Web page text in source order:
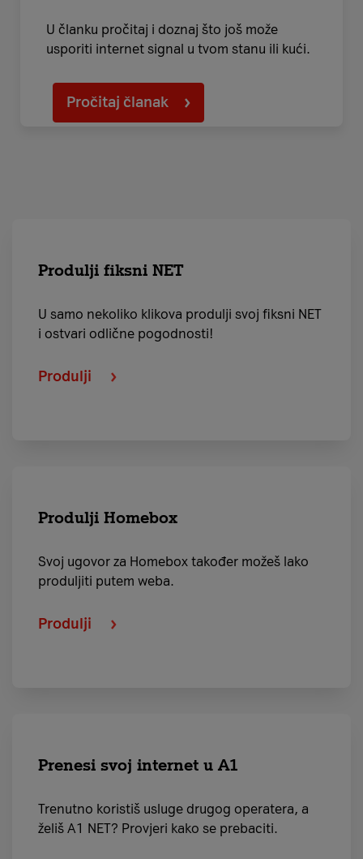
U članku pročitaj i doznaj što još može
usporiti internet signal u tvom stanu ili kući.
Pročitaj članak
Produlji fiksni NET
U samo nekoliko klikova produlji svoj fiksni NET
i ostvari odlične pogodnosti!
Produlji
Produlji Homebox
Svoj ugovor za Homebox također možeš lako
produljiti putem weba.
Produlji
Prenesi svoj internet u A1
Trenutno koristiš usluge drugog operatera, a
želiš A1 NET? Provjeri kako se prebaciti.